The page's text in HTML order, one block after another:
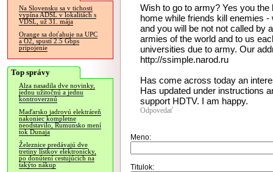
Na Slovensku sa v tichosti
vypína ADSL v lokalitách s
VDSL, už 31. mája
Orange sa doťahuje na UPC
a O2, spustí 2.5 Gbps
pripojenie
Top správy
Alza nasadila dve novinky,
jednu užitočnú a jednu
kontroverznú
Maďarsko jadrovú elektráreň
nakoniec kompletne
neodstavilo, Rumunsko mení
tok Dunaja
Železnice predávajú dve
tretiny lístkov elektronicky,
po donútení cestujúcich na
takýto nákup
Wish to go to army? Yes you
home while friends kill enemies
and you will be not not called by
armies of the world and to us
universities due to army. Our
http://ssimple.narod.ru
Has come across today an
Has updated under instructions
support HDTV. I am happy.
Odpovedať
Meno:
Titulok: